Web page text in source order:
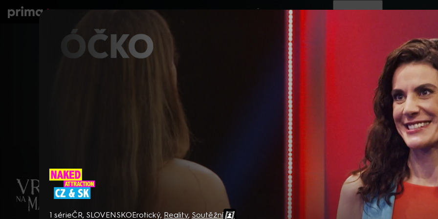
Seriály Filmy Děti Živě TV program Operátoři
Naked Attraction CZ & SK
1 sérieČR, SLOVENSKOErotický, Reality, Soutěžní
prima+